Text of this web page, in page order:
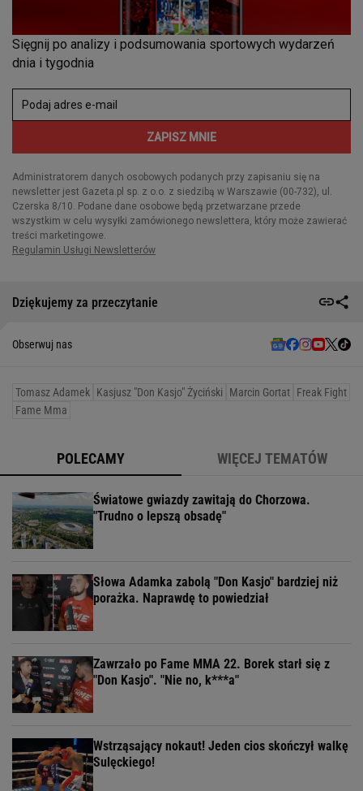
Dziękujemy za przeczytanie
Obserwuj nas
Tomasz Adamek Kasjusz "Don Kasjo" Życiński Marcin Gortat Freak Fight
Fame Mma
POLECAMY WIĘCEJ TEMATÓW
Światowe gwiazdy zawitają do Chorzowa.
"Trudno o lepszą obsadę"
Słowa Adamka zabolą "Don Kasjo" bardziej niż
porażka. Naprawdę to powiedział
Zawrzało po Fame MMA 22. Borek starł się z
"Don Kasjo". "Nie no, k***a"
Wstrząsający nokaut! Jeden cios skończył walkę
Sulęckiego!